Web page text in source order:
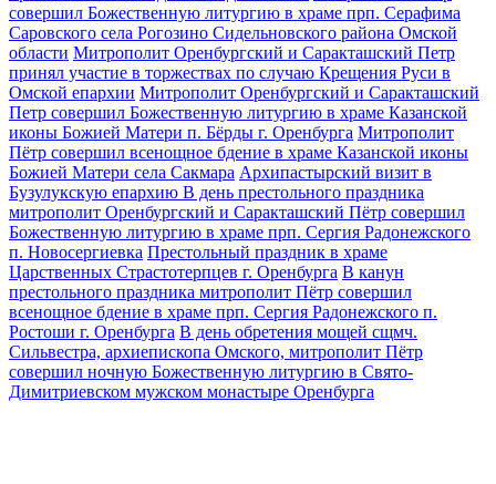
совершил Божественную литургию в храме прп. Серафима
Саровского села Рогозино Сидельновского района Омской
области Митрополит Оренбургский и Саракташский Петр
принял участие в торжествах по случаю Крещения Руси в
Омской епархии Митрополит Оренбургский и Саракташский
Петр совершил Божественную литургию в храме Казанской
иконы Божией Матери п. Бёрды г. Оренбурга Митрополит
Пётр совершил всенощное бдение в храме Казанской иконы
Божией Матери села Сакмара Архипастырский визит в
Бузулукскую епархию В день престольного праздника
митрополит Оренбургский и Саракташский Пётр совершил
Божественную литургию в храме прп. Сергия Радонежского
п. Новосергиевка Престольный праздник в храме
Царственных Страстотерпцев г. Оренбурга В канун
престольного праздника митрополит Пётр совершил
всенощное бдение в храме прп. Сергия Радонежского п.
Ростоши г. Оренбурга В день обретения мощей сщмч.
Сильвестра, архиепископа Омского, митрополит Пётр
совершил ночную Божественную литургию в Свято-
Димитриевском мужском монастыре Оренбурга